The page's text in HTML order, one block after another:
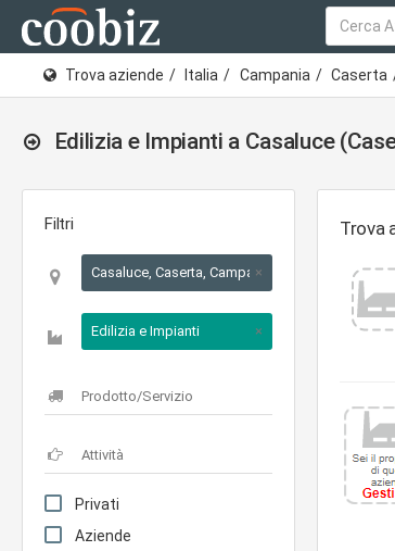
Trova aziende Italia Campania Caserta
Edilizia e Impianti a Casaluce
Filtri
Casaluce, Caserta, Campania
×
Edilizia e Impianti ×
Privati
Aziende
Trova